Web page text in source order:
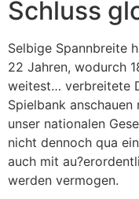
Schluss
Selbige Spannbreite
22 Jahren, wodurch
weitest… verbreitete
Spielbank
unser nationalen
nicht dennoch qua
auch mit
werden vermogen.